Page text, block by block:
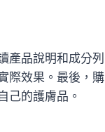
產品說明和成分列
際效果。最後，購
己的護膚品。